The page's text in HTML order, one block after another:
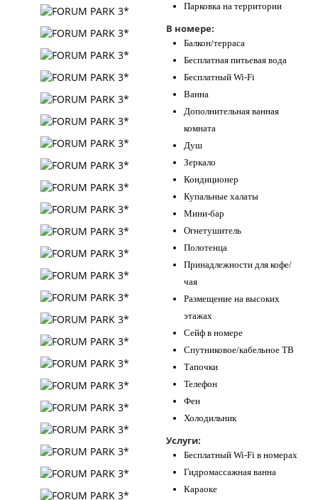
Парковка на территории
В номере:
Балкон/терраса
Бесплатная питьевая вода
Бесплатный Wi-Fi
Ванна
Дополнительная ванная
комната
Душ
Зеркало
Кондиционер
Купальные халаты
Мини-бар
Огнетушитель
Полотенца
Принадлежности для кофе/
чая
Размещение на высоких
этажах
Сейф в номере
Спутниковое/кабельное ТВ
Тапочки
Телефон
Фен
Холодильник
Услуги:
Бесплатный Wi-Fi в номерах
Гидромассажная ванна
Караоке